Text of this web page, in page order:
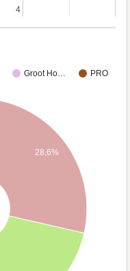
4
4
Groot Ho…
PRO
28,6%